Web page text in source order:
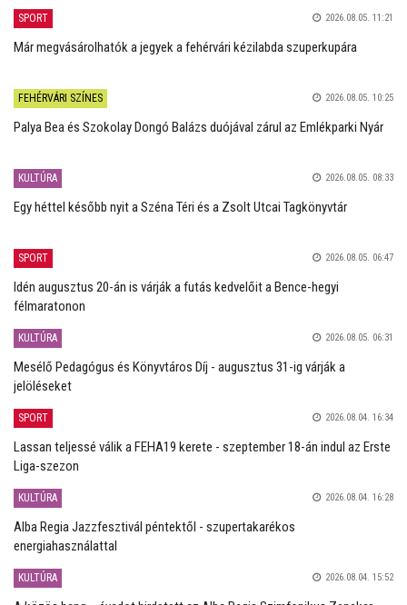
SPORT 2026.08.05. 11:21
Már megvásárolhatók a jegyek a fehérvári kézilabda szuperkupára
FEHÉRVÁRI SZÍNES 2026.08.05. 10:25
Palya Bea és Szokolay Dongó Balázs duójával zárul az Emlékparki Nyár
KULTÚRA 2026.08.05. 08:33
Egy héttel később nyit a Széna Téri és a Zsolt Utcai Tagkönyvtár
SPORT 2026.08.05. 06:47
Idén augusztus 20-án is várják a futás kedvelőit a Bence-hegyi
félmaratonon
KULTÚRA 2026.08.05. 06:31
Mesélő Pedagógus és Könyvtáros Díj - augusztus 31-ig várják a
jelöléseket
SPORT 2026.08.04. 16:34
Lassan teljessé válik a FEHA19 kerete - szeptember 18-án indul az Erste
Liga-szezon
KULTÚRA 2026.08.04. 16:28
Alba Regia Jazzfesztivál péntektől - szupertakarékos
energiahasználattal
KULTÚRA 2026.08.04. 15:52